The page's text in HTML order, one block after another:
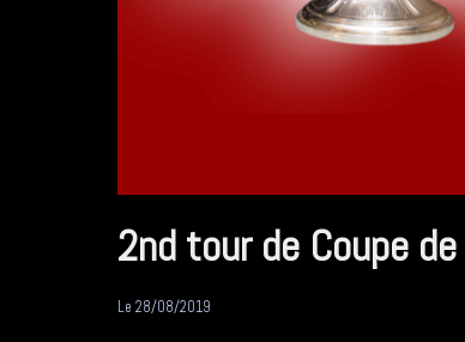
2nd tour de Coupe
Le 28/08/2019